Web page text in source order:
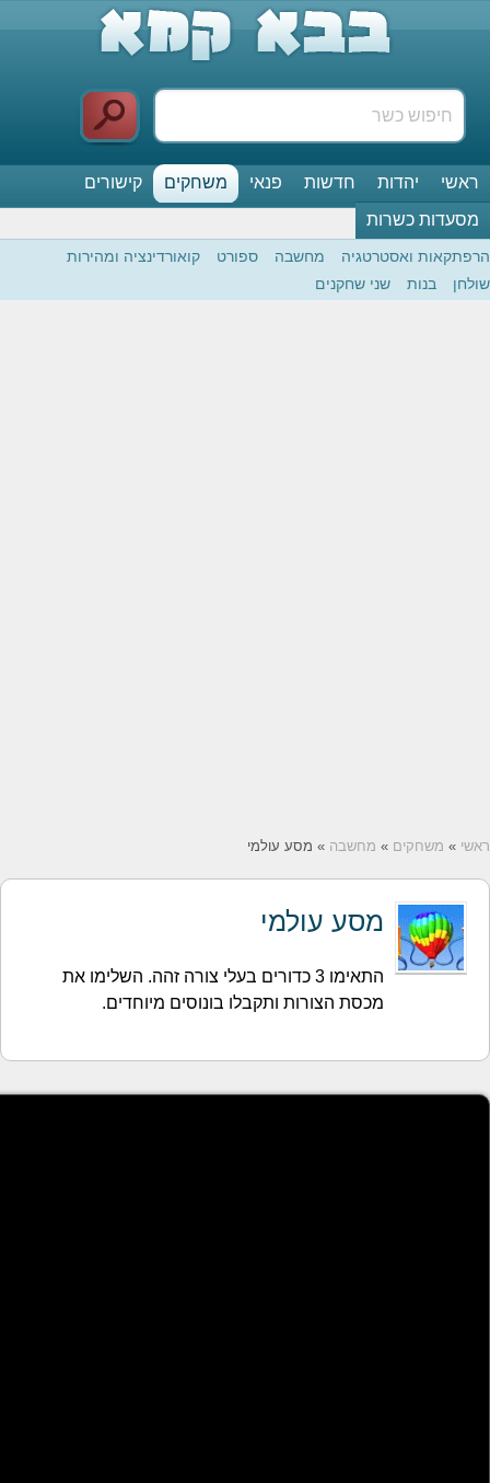
חדשות פנאי משחקים
קישורים
מחשבה ספורט
קואורדינציה ומהירות
שני שחקנים
» מחשבה» מסע עולמי
מסע עולמי
התאימו 3 כדורים בעלי צורה זהה. השלימו את
מכסת הצורות ותקבלו בונוסים מיוחדים.